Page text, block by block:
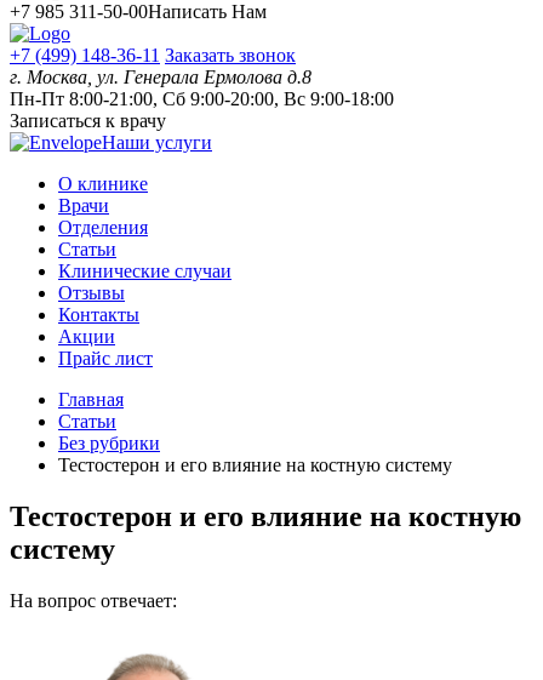
+7 985 311-50-00Написать Нам
+7 (499) 148-36-11 Заказать звонок
г. Москва, ул. Генерала Ермолова д.8
Пн-Пт 8:00-21:00, Сб 9:00-20:00, Вс 9:00-18:00
Записаться к врачу
Наши услуги
О клинике
Врачи
Отделения
Статьи
Клинические случаи
Отзывы
Контакты
Акции
Прайс лист
Главная
Статьи
Без рубрики
Тестостерон и его влияние на костную систему
Тестостерон и его влияние на костную
систему
На вопрос отвечает: